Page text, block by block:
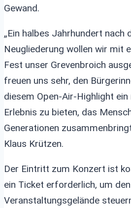
Gewand.
„Ein halbes Jahrhundert nach
Neugliederung wollen wir mit
Fest unser Grevenbroich
freuen uns sehr, den
diesem Open-Air-Highlight
Erlebnis zu bieten, das
Generationen
Klaus Krützen.
Der Eintritt zum Konzert ist
ein Ticket erforderlich, um
Veranstaltungsgelände